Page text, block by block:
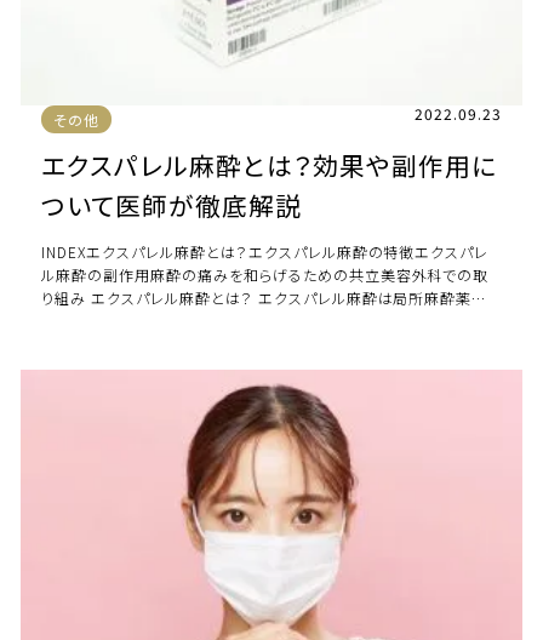
その他 2022.09.23
エクスパレル麻酔とは？効果や副作用に
ついて医師が徹底解説
INDEXエクスパレル麻酔とは？エクスパレル麻酔の特徴エクスパレ
ル麻酔の副作用麻酔の痛みを和らげるための共立美容外科での取
り組み エクスパレル麻酔とは？ エクスパレル麻酔は局所麻酔薬の1